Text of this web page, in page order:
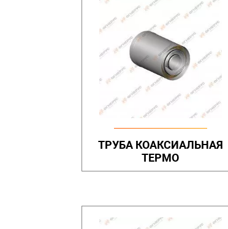
ТРУБА КОАКСИАЛЬНАЯ
ТЕРМО